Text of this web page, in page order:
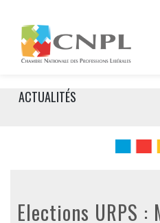
content
ACTUALITÉS
Elections URPS :